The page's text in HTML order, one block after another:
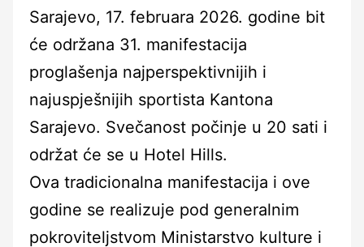
Sarajevo, 17. februara 2026. godine bit
će održana 31. manifestacija
proglašenja najperspektivnijih i
najuspješnijih sportista Kantona
Sarajevo. Svečanost počinje u 20 sati i
održat će se u Hotel Hills.
Ova tradicionalna manifestacija i ove
godine se realizuje pod generalnim
pokroviteljstvom Ministarstvo kulture i